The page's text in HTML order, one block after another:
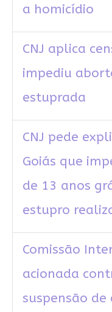
a homicídio
CNJ aplica
impediu
estuprada
CNJ pede
Goiás que
de 13 anos
estupro
Comissão
acionada
suspensão